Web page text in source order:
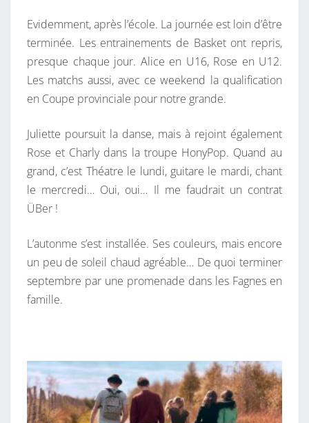
Evidemment, après l’école. La journée est loin d’être
terminée. Les entrainements de Basket ont repris,
presque chaque jour. Alice en U16, Rose en U12.
Les matchs aussi, avec ce weekend la qualification
en Coupe provinciale pour notre grande.
Juliette poursuit la danse, mais à rejoint également
Rose et Charly dans la troupe HonyPop. Quand au
grand, c’est Théatre le lundi, guitare le mardi, chant
le mercredi… Oui, oui… Il me faudrait un contrat
ÜBer !
L’autonme s’est installée. Ses couleurs, mais encore
un peu de soleil chaud agréable… De quoi terminer
septembre par une promenade dans les Fagnes en
famille.